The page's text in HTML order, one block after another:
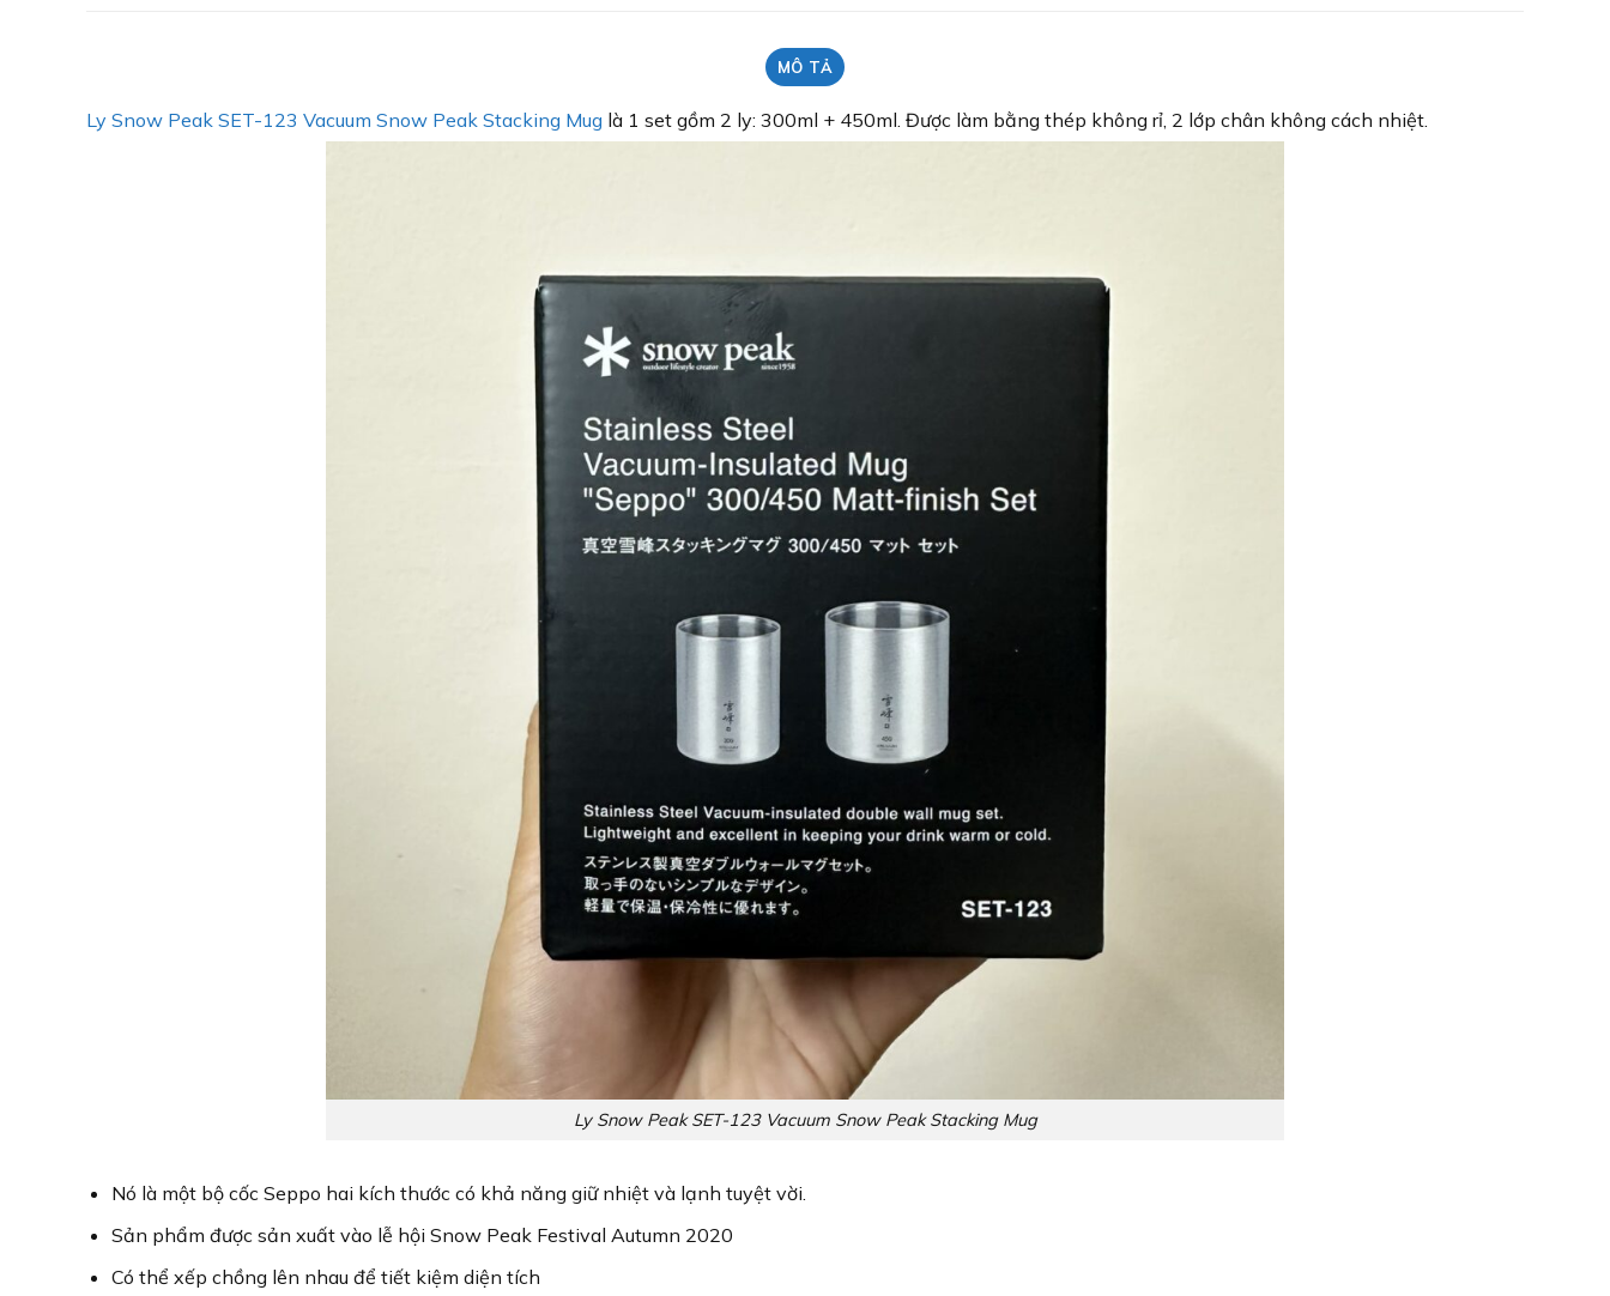
MÔ TẢ
Ly Snow Peak SET-123 Vacuum Snow Peak Stacking Mug là 1 set gồm 2 ly: 300ml + 450ml. Được làm bằng thép không rỉ, 2 lớp chân không cách nhiệt.
Ly Snow Peak SET-123 Vacuum Snow Peak Stacking Mug
Nó là một bộ cốc Seppo hai kích thước có khả năng giữ nhiệt và lạnh tuyệt vời.
Sản phẩm được sản xuất vào lễ hội Snow Peak Festival Autumn 2020
Có thể xếp chồng lên nhau để tiết kiệm diện tích